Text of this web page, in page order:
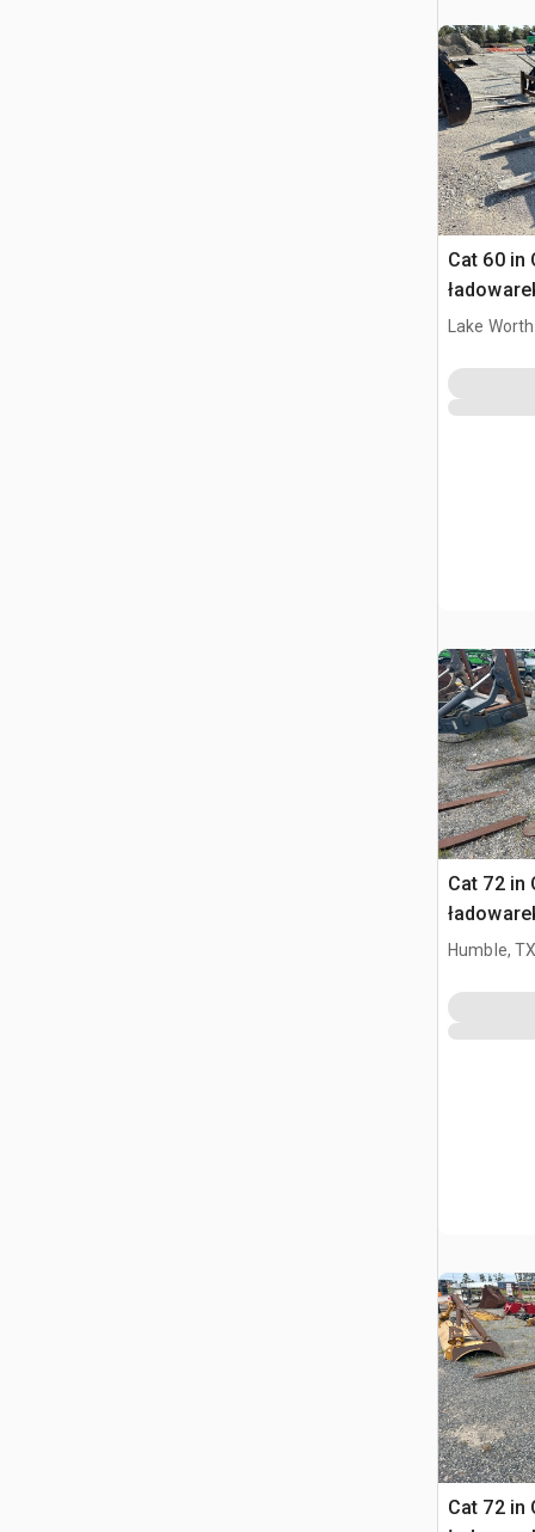
Cat 60 in
Cat 950H
Lake
Cat 72 in
Cat 924
Humble,
Cat 72 in